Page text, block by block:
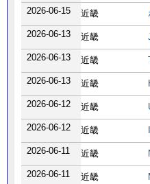
2026-06-15
近畿
2026-06-13
近畿
2026-06-13
近畿
2026-06-13
近畿
2026-06-12
近畿
2026-06-12
近畿
2026-06-11
近畿
2026-06-11
近畿